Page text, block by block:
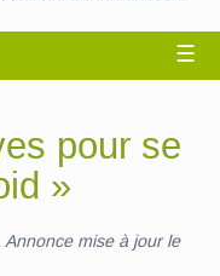
pour se
»
mise à jour le